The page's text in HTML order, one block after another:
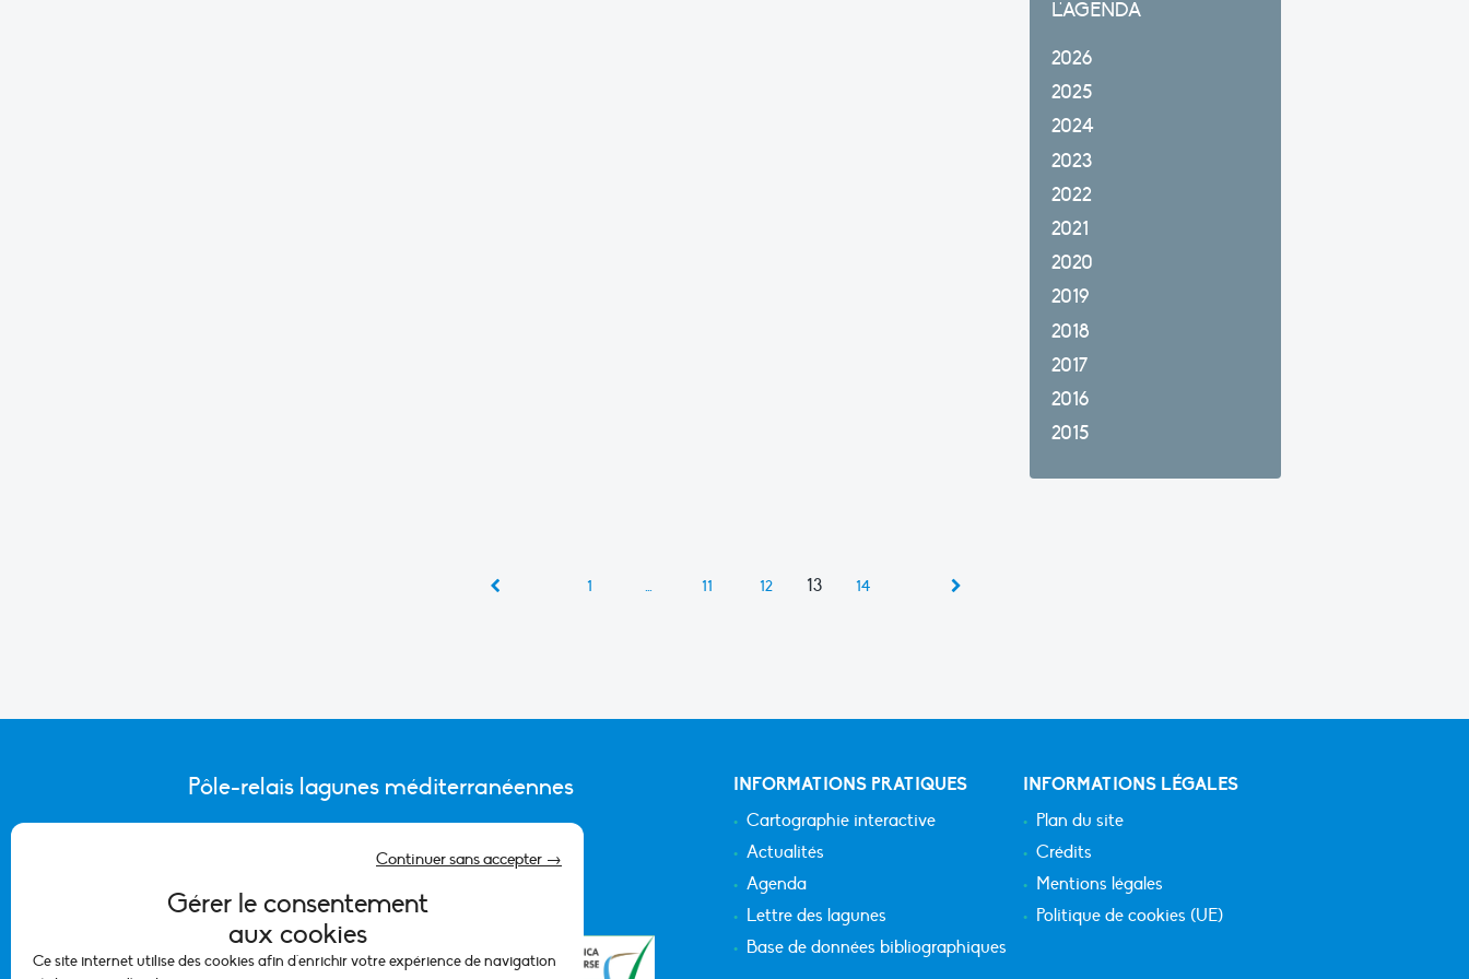
Gérer le consentement
aux cookies
Ce site internet utilise des cookies afin d'enrichir votre expérience de navigation
Continuer sans accepter →
L'AGENDA
2026
2025
2024
2023
2022
2021
2020
2019
2018
2017
2016
2015
1 … 11 12 13 14
Pôle-relais lagunes méditerranéennes
CONTACTER L’ÉQUIPE DU PÔLE
INFORMATIONS PRATIQUES
Cartographie interactive
Actualités
Agenda
Lettre des lagunes
Base de données bibliographiques
INFORMATIONS LÉGALES
Plan du site
Crédits
Mentions légales
Politique de cookies (UE)